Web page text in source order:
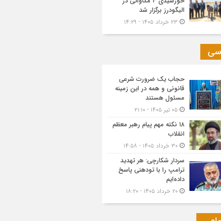
الیگودرز برگزار شد
حجاب یک ضرورت شرعی
قانونی و همه در این زمینه
مسئول هستند
۱۸ نکته مهم پیام رهبر معظم
انقلاب
سردار شکارچی: هر تهدید
ترامپ را با تودهنی پاسخ
داده‌ایم